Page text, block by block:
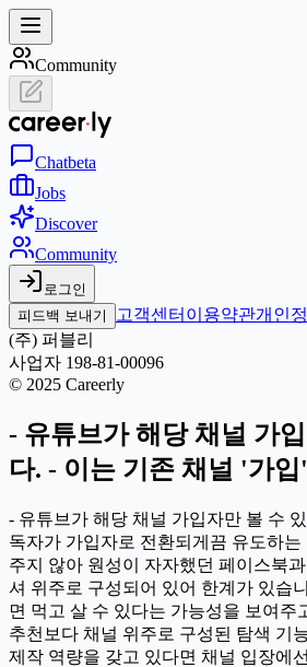
Community
Chatbeta
Jobs
Discover
Community
로그인
피드백 보내기
고객센터 이용약관개인
(주) 퍼블리
사업자 198-81-00096
© 2025 Careerly
- 유튜브가 해당 채널 가
다. - 이는 기존 채널 '가
- 유튜브가 해당 채널 가입자만 볼 수
독자가 가입자로 전환되게끔 유도하
주지 않아 원성이 자자했던 페이스북
셔 위주로 구성되어 있어 한계가 있습
면 먹고 살 수 있다는 가능성을 보여
추천보다 채널 위주로 구성된 탐색 기
제작 역량을 갖고 있다면 채널 입장에